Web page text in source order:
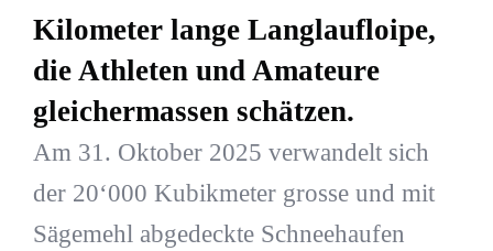
Kilometer lange Langlaufloipe,
die Athleten und Amateure
gleichermassen schätzen.
Am 31. Oktober 2025 verwandelt sich
der 20‘000 Kubikmeter grosse und mit
Sägemehl abgedeckte Schneehaufen